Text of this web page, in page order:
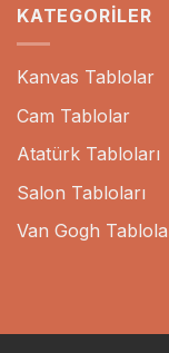
KATEGORILER
Kanvas Tablolar
Cam Tablolar
Atatürk Tabloları
Salon Tabloları
Van Gogh